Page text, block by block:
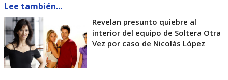
Lee también...
Revelan presunto quiebre al
interior del equipo de Soltera Otra
Vez por caso de Nicolás López